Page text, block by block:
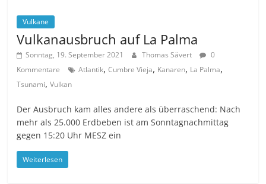
Vulkane
Vulkanausbruch auf La Palma
Sonntag, 19. September 2021 Thomas Sävert
0
Kommentare
Atlantik,Cumbre Vieja, Kanaren, La Palma,
Tsunami,Vulkan
Der Ausbruch kam alles andere als überraschend: Nach
mehr als 25.000 Erdbeben ist am Sonntagnachmittag
gegen 15:20 Uhr MESZ ein
Weiterlesen